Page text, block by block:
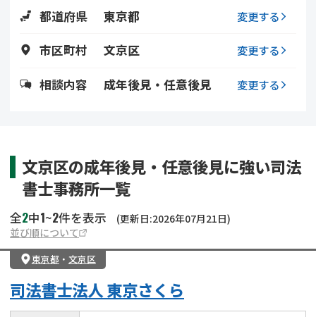
不動産評価(相続不動
調査・アンケート
都道府県 東京都 変更する
市区町村 文京区 変更する
相談内容 成年後見・任意後見 変更する
文京区の成年後見・任意後見に強い司法
書士事務所一覧
全2中1~2件を表示
(更新日:2026年07月21日)
並び順について
東京都 ・ 文京区
司法書士法人 東京さくら